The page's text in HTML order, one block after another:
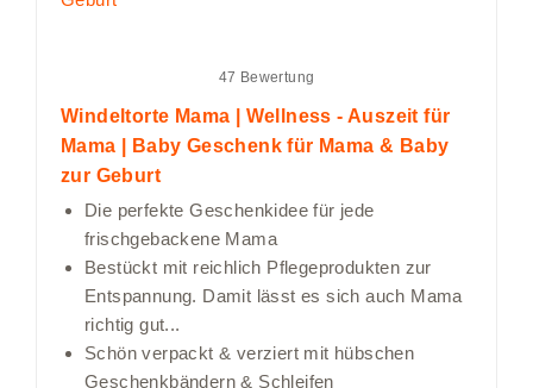
47 Bewertung
Windeltorte Mama | Wellness - Auszeit für
Mama | Baby Geschenk für Mama & Baby
zur Geburt
Die perfekte Geschenkidee für jede
frischgebackene Mama
Bestückt mit reichlich Pflegeprodukten zur
Entspannung. Damit lässt es sich auch Mama
richtig gut...
Schön verpackt & verziert mit hübschen
Geschenkbändern & Schleifen